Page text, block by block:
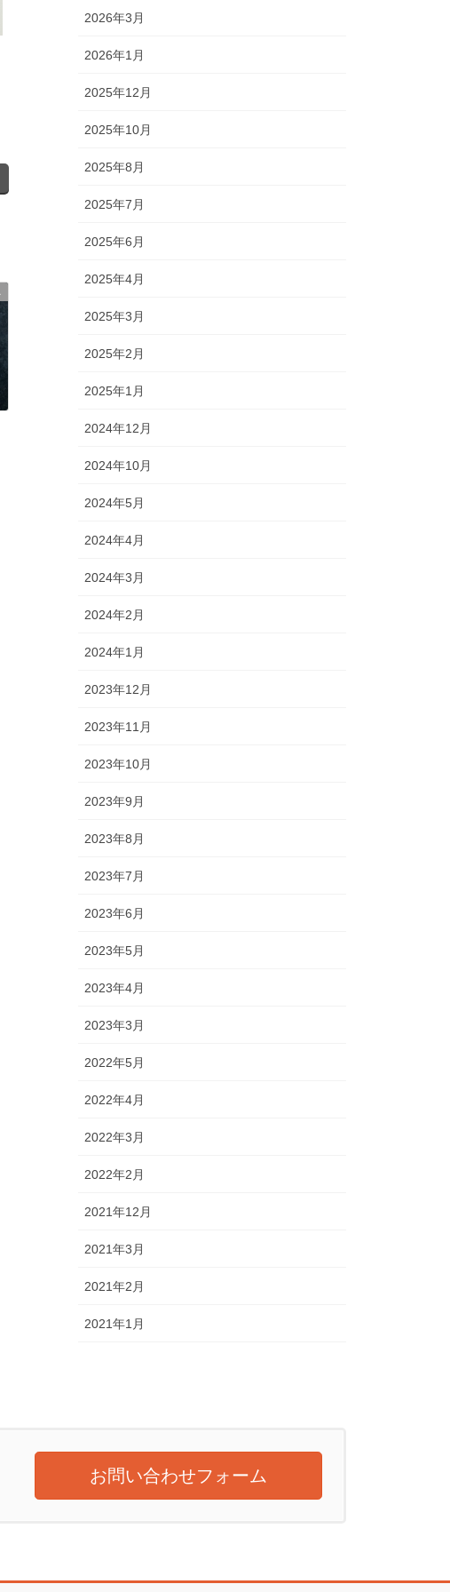
2026年3月
2026年1月
2025年12月
2025年10月
2025年8月
2025年7月
2025年6月
2025年4月
2025年3月
2025年2月
2025年1月
2024年12月
2024年10月
2024年5月
2024年4月
2024年3月
2024年2月
2024年1月
2023年12月
2023年11月
2023年10月
2023年9月
2023年8月
2023年7月
2023年6月
2023年5月
2023年4月
2023年3月
2022年5月
2022年4月
2022年3月
2022年2月
2021年12月
2021年3月
2021年2月
2021年1月
お問い合わせフォーム